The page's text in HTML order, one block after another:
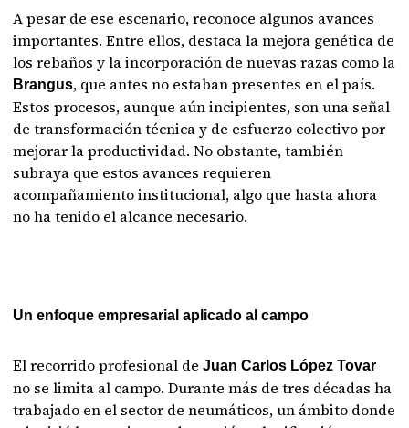
A pesar de ese escenario, reconoce algunos avances
importantes. Entre ellos, destaca la mejora genética de
los rebaños y la incorporación de nuevas razas como la
Brangus, que antes no estaban presentes en el país.
Estos procesos, aunque aún incipientes, son una señal
de transformación técnica y de esfuerzo colectivo por
mejorar la productividad. No obstante, también
subraya que estos avances requieren
acompañamiento institucional, algo que hasta ahora
no ha tenido el alcance necesario.
Un enfoque empresarial aplicado al campo
El recorrido profesional deJuan Carlos López Tovar
no se limita al campo. Durante más de tres décadas ha
trabajado en el sector de neumáticos, un ámbito donde